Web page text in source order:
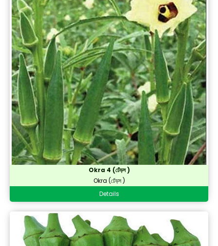
Cucumber (শসা)
Khira (খিরা)
Okra (ঢেঁড়স )
Onion (পেঁয়াজ)
Peas (মটর)
Pumpkin (কুমড়ো)
Radish (মূলা)
Ridge Gourd (ঝিঙ্গে)
Sponge Gourd(স্পঞ্জ লাউ)
Sweet corn (মিষ্টি ভুট্টা)
Okra 4 (ঢেঁড়স )
Okra (ঢেঁড়স )
Details